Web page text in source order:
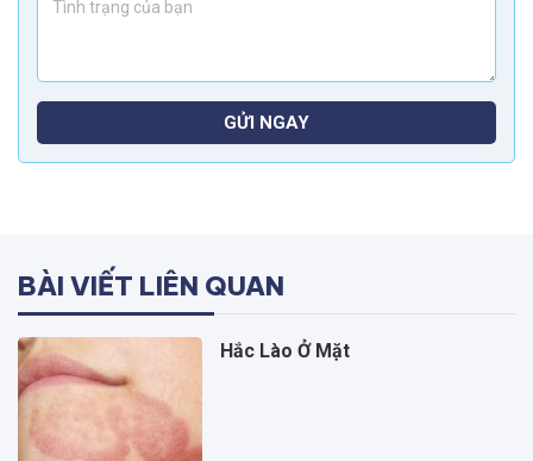
GỬI NGAY
BÀI VIẾT LIÊN QUAN
Hắc Lào Ở Mặt